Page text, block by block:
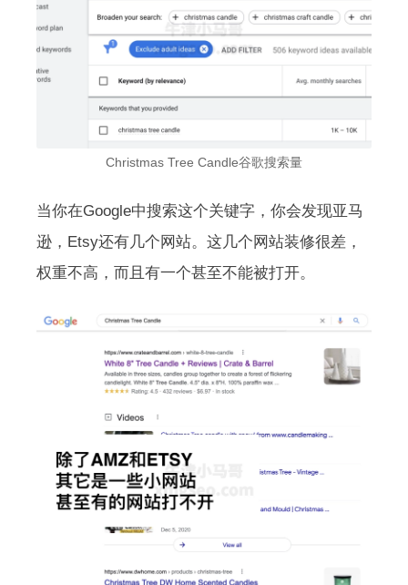
Christmas Tree Candle谷歌搜索量
当你在Google中搜索这个关键字，你会发现亚马
逊，Etsy还有几个网站。这几个网站装修很差，
权重不高，而且有一个甚至不能被打开。